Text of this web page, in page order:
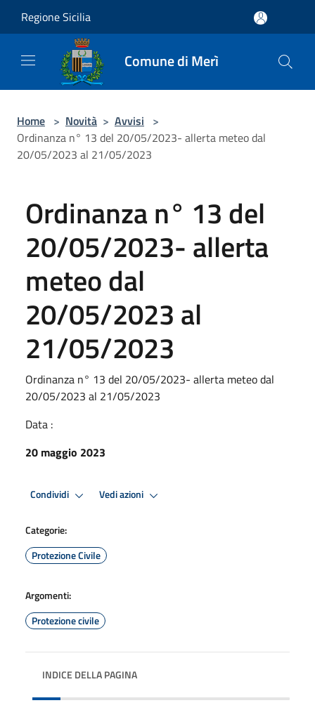
Regione Sicilia
Comune di Merì
Home > Novità > Avvisi >
Ordinanza n° 13 del 20/05/2023- allerta meteo dal
20/05/2023 al 21/05/2023
Ordinanza n° 13 del
20/05/2023- allerta
meteo dal
20/05/2023 al
21/05/2023
Ordinanza n° 13 del 20/05/2023- allerta meteo dal
20/05/2023 al 21/05/2023
Data :
20 maggio 2023
Condividi Vedi azioni
Categorie:
Protezione Civile
Argomenti:
Protezione civile
INDICE DELLA PAGINA